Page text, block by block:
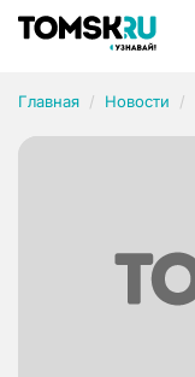
Главная Новости